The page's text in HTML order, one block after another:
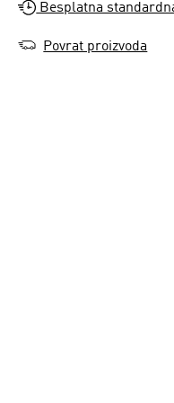
Besplatna
Povrat proizvoda